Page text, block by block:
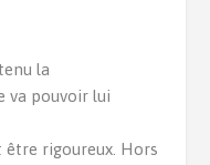
la
va pouvoir lui
être rigoureux. Hors